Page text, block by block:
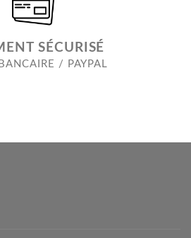
SÉCURISÉ
/ PAYPAL